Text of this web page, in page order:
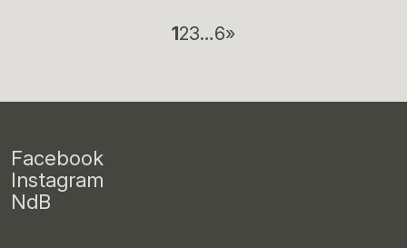
123…6»
Facebook
Instagram
NdB